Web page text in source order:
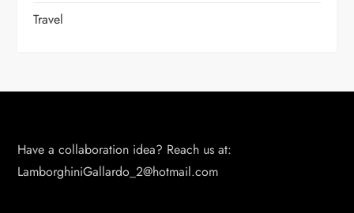
Travel
Have a collaboration idea? Reach us at:
LamborghiniGallardo_2@hotmail.com